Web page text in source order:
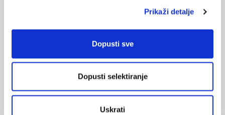
Prikaži detalje
Dopusti sve
Dopusti selektiranje
Uskrati
pluća kod nepušača
22.12.2024.